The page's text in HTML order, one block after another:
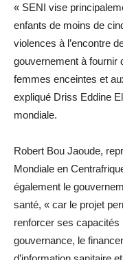
« SENI vise
enfants de moins de
violences à l’encontre
gouvernement à fournir
femmes enceintes et
expliqué Driss Eddine
mondiale.
Robert Bou Jaoude,
Mondiale en
également le
santé, « car le projet
renforcer ses capacités
gouvernance, le